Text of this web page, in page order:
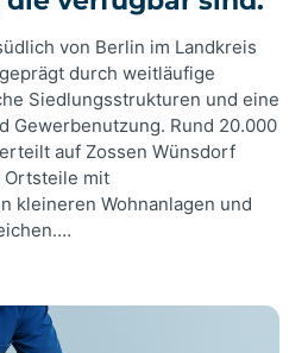
von Berlin im Landkreis
durch weitläufige
Siedlungsstrukturen und eine
Gewerbenutzung. Rund 20.000
auf Zossen Wünsdorf
Ortsteile mit
kleineren Wohnanlagen und